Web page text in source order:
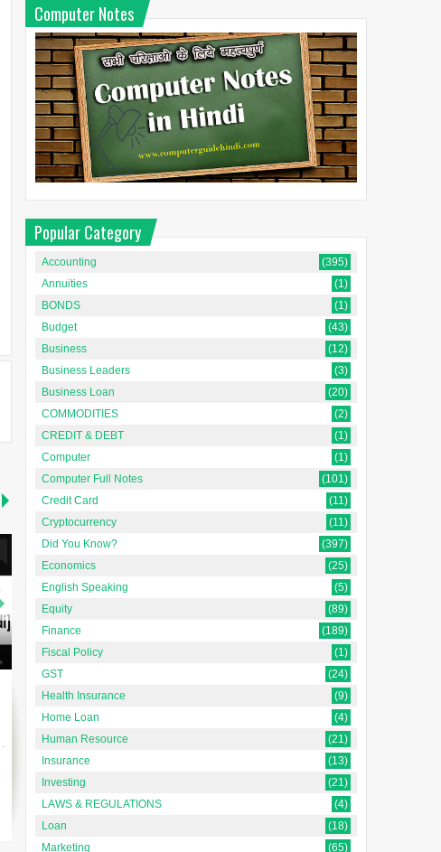
Data Analyst क्या है? | Data
Analysis Meaning in
{ "@context":
"https://schema.org", "@type":
"FAQPage", "mainEntity": [ {
"@ty...
Buffering Meaning in
Hindi | बफ़रिंग का मतलब
Updated on: 2 September
2025 Buffering Meaning in
Hindi | बफ़रिंग का मतलब Buffering
Computer Notes
Popular Category
Accounting
(395)
Annuities
(1)
BONDS
(1)
Budget
(43)
Business
(12)
Business Leaders
(3)
Business Loan
(20)
COMMODITIES
(2)
CREDIT & DEBT
(1)
Computer
(1)
Computer Full Notes
(101)
Credit Card
(11)
Cryptocurrency
(11)
Did You Know?
(397)
Economics
(25)
English Speaking
(5)
Equity
(89)
Finance
(189)
Fiscal Policy
(1)
GST
(24)
Health Insurance
(9)
Home Loan
(4)
Human Resource
(21)
Insurance
(13)
Investing
(21)
LAWS & REGULATIONS
(4)
Loan
(18)
Marketing
(65)